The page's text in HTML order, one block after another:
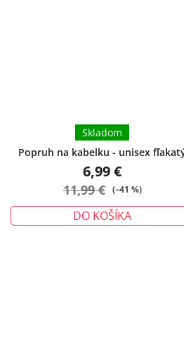
Popruh na kabelku - unisex
zelený
Skladom
6,99 €
11,99 € (–41 %)
DO KOŠÍKA